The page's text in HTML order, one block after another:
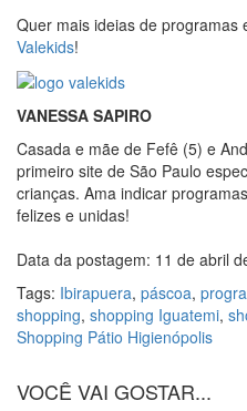
Quer mais ideias de programas
Valekids!
VANESSA SAPIRO
Casada e mãe de Fefê (5) e
primeiro site de São Paulo
crianças. Ama indicar
felizes e unidas!
Data da postagem: 11 de abril
Tags: Ibirapuera, páscoa,
shopping, shopping Iguatemi,
Shopping Pátio Higienópolis
VOCÊ VAI GOSTAR...